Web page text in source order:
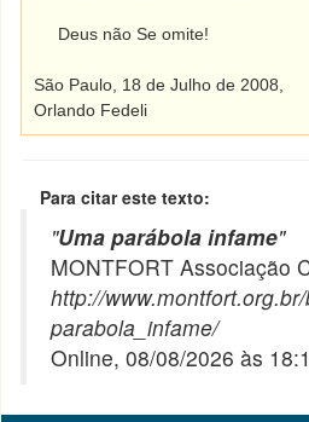
Deus não Se omite!
São Paulo, 18 de Julho de 2008,
Orlando Fedeli
Para citar este texto:
"Uma parábola infame"
MONTFORT Associação
http://
parabola_infame/
Online, 08/08/2026 às